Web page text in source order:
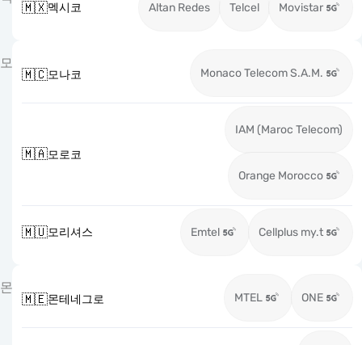
🇲🇽멕시코 Altan Redes Telcel Movistar
모
🇲🇨모나코 Monaco Telecom S.A.M.
🇲🇦모로코
IAM (Maroc Telecom)
Orange Morocco
🇲🇺모리셔스 Emtel Cellplus my.t
몬
🇲🇪몬테네그로 MTEL ONE